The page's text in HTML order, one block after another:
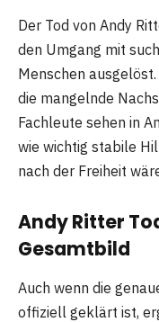
Der Tod von Andy
den Umgang mit
Menschen
die mangelnde
Fachleute sehen in
wie wichtig stabile
nach der Freiheit
Andy Ritter
Gesamtbild
Auch wenn die
offiziell geklärt ist,